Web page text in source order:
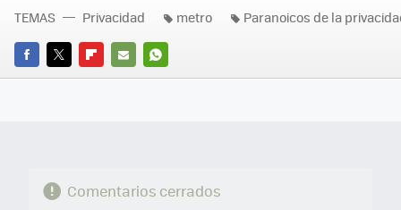
FACEBOOK
TWITTERFLIPBOARD
E-
WHATSAPP
TEMAS Privacidad metro Paranoicos de la
Comentarios cerrados